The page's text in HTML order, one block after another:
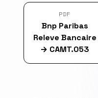
PDF
Bnp Paribas
Releve Bancaire
→ CAMT.053